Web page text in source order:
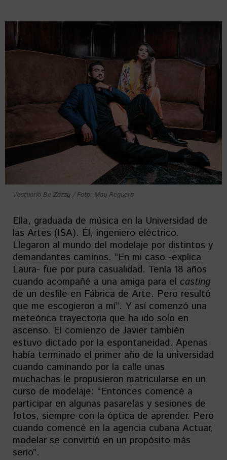
Vestuario Be Zazzy / Foto: May Reguera
Ella, graduada de música en la Universidad de
las Artes (ISA). Él, ingeniero eléctrico.
Llegaron al mundo del modelaje por distintos y
demandantes caminos. “En mi caso -explica
Laura- fue por pura casualidad. Tenía 18 años
cuando acompañé a una amiga para el casting
de un desfile en Fábrica de Arte. Pero resultó
que me escogieron a mí”. Y así comenzó una
meteórica trayectoria que ha ido solo en
ascenso. El comienzo de Javier también
estuvo dictado por la espontaneidad. Apenas
había terminado el primer año de la universidad
cuando caminando por la calle unas
muchachas le propusieron matricularse en un
curso de modelaje: “Entonces comencé a
participar en algunas pasarelas y sesiones de
fotos, siempre con la óptica de aprender. Pero
cuando comencé en la agencia cubana Actuar,
modelar se convirtió en un propósito más
serio”.